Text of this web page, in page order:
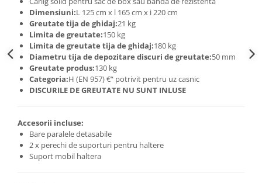
Dimensiuni:L 125 cm x l 165 cm x i 220 cm
Greutate tija de ghidaj:21 kg
Limita de greutate:150 kg
Limita de greutate tija de ghidaj:180 kg
Diametru tija de depozitare discuri de greutate:50 mm
Greutate produs:130 kg
Categoria:H (EN 957) €“ potrivit pentru uz casnic
DISCURILE DE GREUTATE NU SUNT INLUSE
Accesorii incluse:
Bare paralele detasabile
2 x perechi de suporturi pentru haltere
Suport mobil haltera